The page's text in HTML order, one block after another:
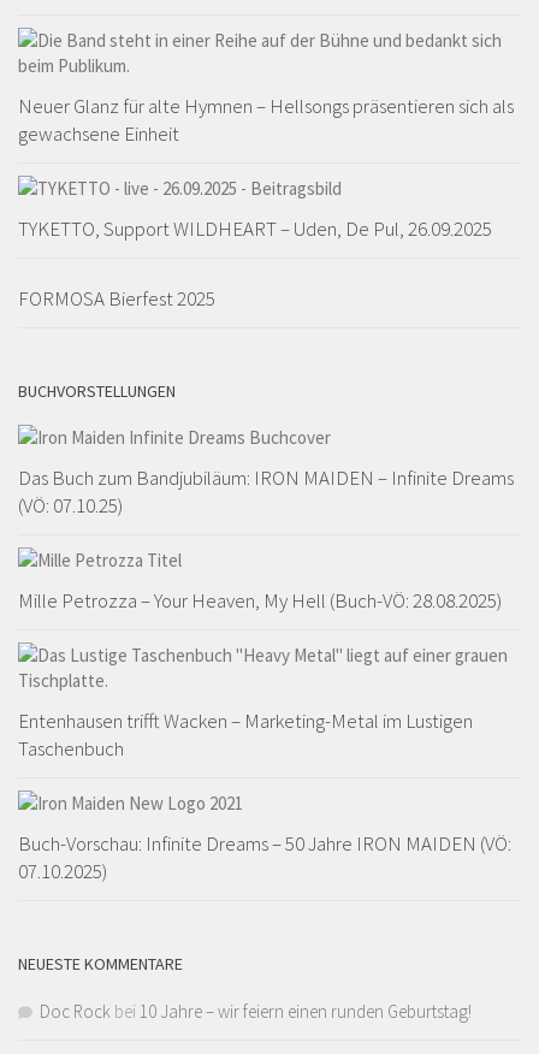
Neuer Glanz für alte Hymnen – Hellsongs präsentieren sich als
gewachsene Einheit
TYKETTO, Support WILDHEART – Uden, De Pul, 26.09.2025
FORMOSA Bierfest 2025
BUCHVORSTELLUNGEN
Das Buch zum Bandjubiläum: IRON MAIDEN – Infinite Dreams
(VÖ: 07.10.25)
Mille Petrozza – Your Heaven, My Hell (Buch-VÖ: 28.08.2025)
Entenhausen trifft Wacken – Marketing-Metal im Lustigen
Taschenbuch
Buch-Vorschau: Infinite Dreams – 50 Jahre IRON MAIDEN (VÖ:
07.10.2025)
NEUESTE KOMMENTARE
Doc Rock bei 10 Jahre – wir feiern einen runden Geburtstag!